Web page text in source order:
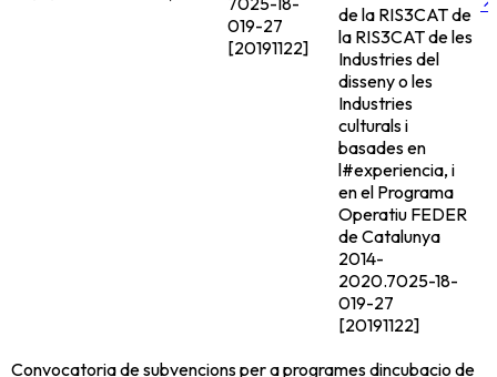
019-27
[20191122]
de la RIS3CAT de
la RIS3CAT de les
Industries del
disseny o les
Industries
culturals i
basades en
l#experiencia, i
en el Programa
Operatiu FEDER
de Catalunya
2014-
2020.7025-18-
019-27
[20191122]
Convocatoria de subvencions per a programes dincubacio de